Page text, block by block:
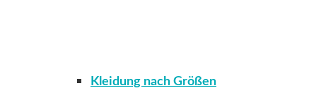
Kleidung nach Größen